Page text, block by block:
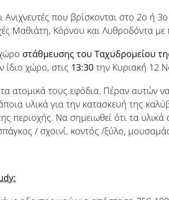
που βρίσκονται στο 2ο ή
Μαθιάτη, Κόρνου και Λυθροδόντα
στάθμευσης του Ταχυδρομείου
ίδιο χώρο, στις 13:30 την Κυριακή 12
ατομικά τους εφόδια. Πέραν αυτών να
υλικά για την κατασκευή της
περιοχής. Να σημειωθεί ότι τα
/ σχοινί, κοντός /ξύλο,
: